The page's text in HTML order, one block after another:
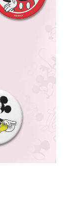
，本公司將視審查結果
發現惡意使用之情形，
並採取法律行動。